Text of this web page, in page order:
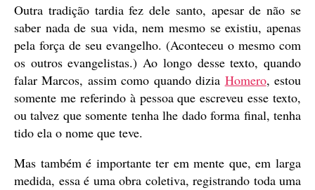
Outra tradição tardia fez dele santo, apesar de não se
saber nada de sua vida, nem mesmo se existiu, apenas
pela força de seu evangelho. (Aconteceu o mesmo com
os outros evangelistas.) Ao longo desse texto, quando
falar Marcos, assim como quando dizia Homero, estou
somente me referindo à pessoa que escreveu esse texto,
ou talvez que somente tenha lhe dado forma final, tenha
tido ela o nome que teve.
Mas também é importante ter em mente que, em larga
medida, essa é uma obra coletiva, registrando toda uma